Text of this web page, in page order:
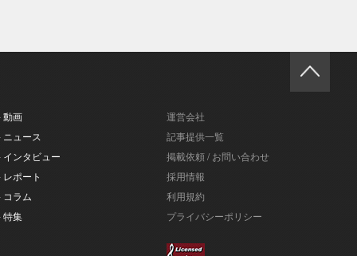
動画
ニュース
インタビュー
レポート
コラム
特集
運営会社
記事提供一覧
掲載依頼 / お問い合わせ
採用情報
利用規約
プライバシーポリシー